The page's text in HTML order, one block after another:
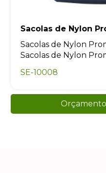
Sacolas de Nylon
Sacolas de Nylon
Sacolas de Nylon
SE-10008